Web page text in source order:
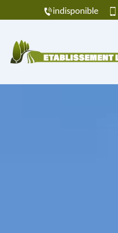
indisponible